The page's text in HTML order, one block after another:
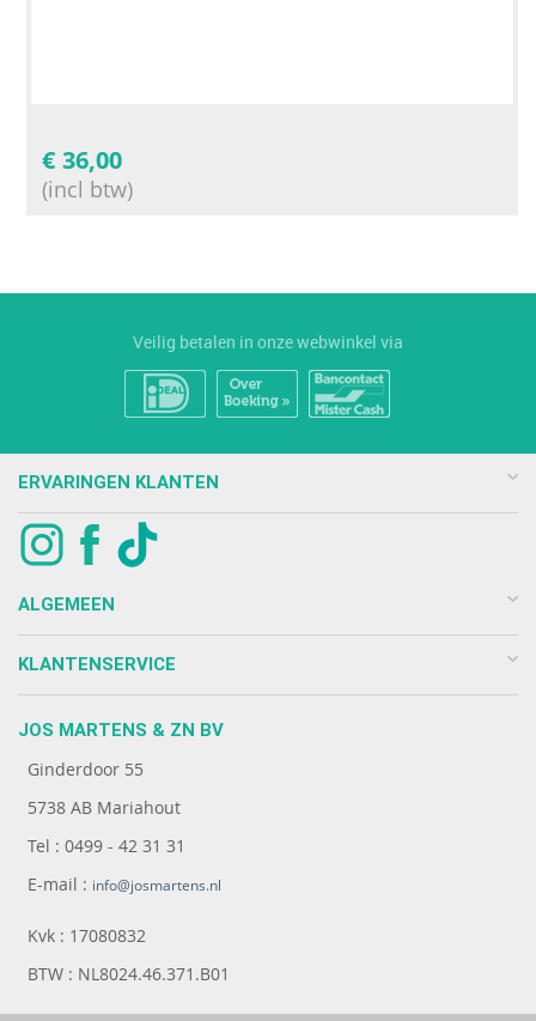
€ 36,00
(incl btw)
Veilig betalen in onze webwinkel via
ERVARINGEN KLANTEN
ALGEMEEN
KLANTENSERVICE
JOS MARTENS & ZN BV
Ginderdoor 55
5738 AB Mariahout
Tel : 0499 - 42 31 31
E-mail : info@josmartens.nl
Kvk : 17080832
BTW : NL8024.46.371.B01